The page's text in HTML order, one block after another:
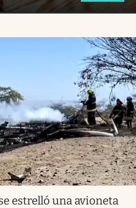
estrelló una avioneta